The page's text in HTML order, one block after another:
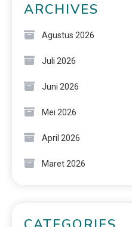
ARCHIVES
Agustus 2026
Juli 2026
Juni 2026
Mei 2026
April 2026
Maret 2026